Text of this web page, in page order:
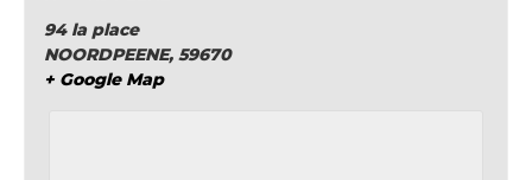
94 la place
NOORDPEENE, 59670
+ Google Map